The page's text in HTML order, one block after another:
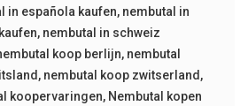
in española kaufen, nembutal in
, nembutal in schweiz
koop berlijn, nembutal
, nembutal koop zwitserland,
koopervaringen, Nembutal kopen